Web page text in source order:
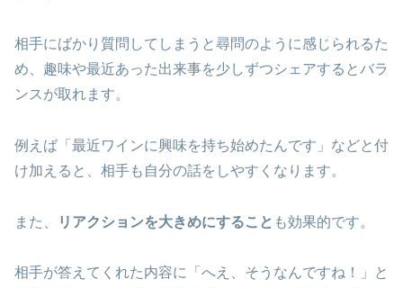
相手にばかり質問してしまうと尋問のように感じられるた
め、趣味や最近あった出来事を少しずつシェアするとバラ
ンスが取れます。
例えば「最近ワインに興味を持ち始めたんです」などと付
け加えると、相手も自分の話をしやすくなります。
また、 リアクションを大きめにすること も効果的です。
相手が答えてくれた内容に「へえ、そうなんですね！」と